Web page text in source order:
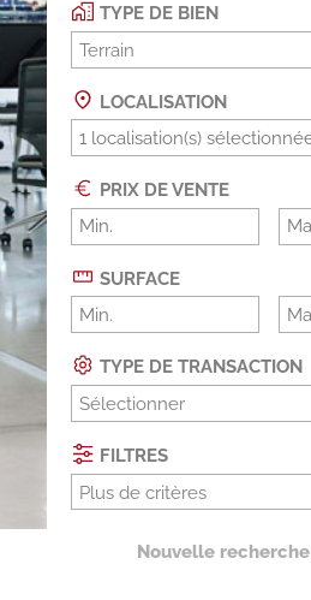
TYPE DE BIEN
Terrain
LOCALISATION
PRIX DE VENTE
SURFACE
TYPE DE TRANSACTION
Sélectionner
FILTRES
Plus de critères
Nouvelle recherche